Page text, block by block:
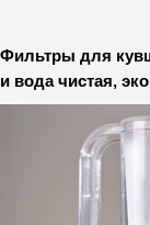
Фильтры для
и вода чистая,